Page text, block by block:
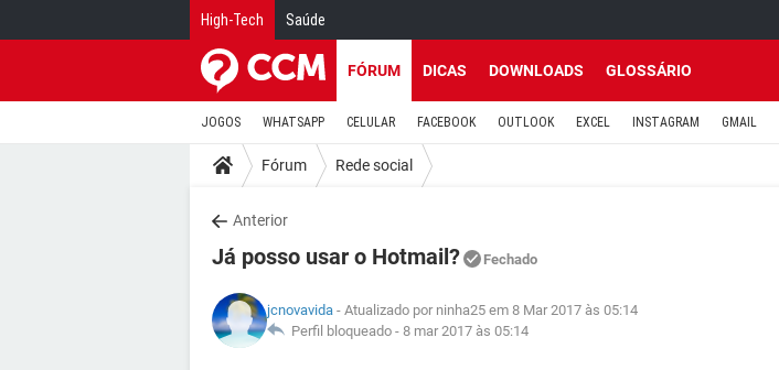
High-Tech Saúde
FÓRUM DICAS DOWNLOADS GLOSSÁRIO
JOGOS WHATSAPP CELULAR FACEBOOK OUTLOOK EXCEL INSTAGRAM GMAIL
Fórum Rede social
Anterior
Já posso usar o Hotmail? Fechado
jcnovavida - Atualizado por ninha25 em 8 Mar 2017 às 05:14
Perfil bloqueado - 8 mar 2017 às 05:14